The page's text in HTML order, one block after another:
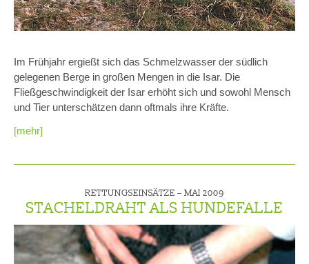
Im Frühjahr ergießt sich das Schmelzwasser der südlich
gelegenen Berge in großen Mengen in die Isar. Die
Fließgeschwindigkeit der Isar erhöht sich und sowohl Mensch
und Tier unterschätzen dann oftmals ihre Kräfte.
[mehr]
RETTUNGSEINSÄTZE – MAI 2009
STACHELDRAHT ALS HUNDEFALLE